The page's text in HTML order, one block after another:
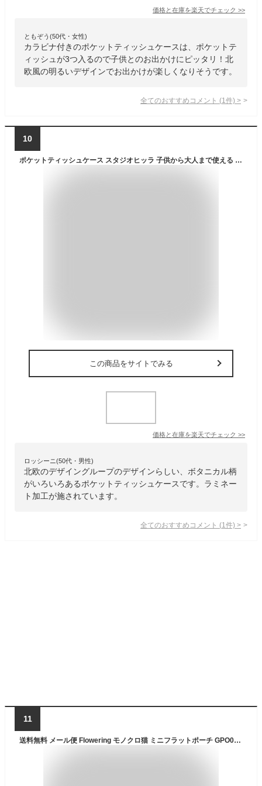
価格と在庫を楽天でチェック >>
ともぞう(50代・女性)
カラビナ付きのポケットティッシュケースは、ポケットテ
ィッシュが3つ入るので子供とのお出かけにピッタリ！北
欧風の明るいデザインでお出かけが楽しくなりそうです。
全てのおすすめコメント (1 件) >
10
ポケットティッシュケース スタジオヒッラ 子供から大人まで使える ラミネート加工(子ども 男の子 女の子 日本製 おしゃれ プチプラ ポーチ ポケットティッシュカバー)北欧 雑貨 贈り物 ギフト かわいい 誕生日プレゼント プチギフト
この商品をサイトでみる
価格と在庫を楽天でチェック >>
ロッシーニ(50代・男性)
北欧のデザイングループのデザインらしい、ボタニカル柄
がいろいろあるポケットティッシュケースです。ラミネー
ト加工が施されています。
全てのおすすめコメント (1 件) >
11
送料無料 メール便 Flowering モノクロ猫 ミニフラットポーチ GPO0270 小物入れ ポーチ マチなし コンパクト 旅行 トラベル おしゃれ かわいい 猫 ネコ 刺繍 人気 大人 レディース プレゼント フラワーリング tempoo